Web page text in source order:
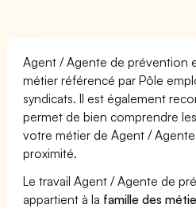
Agent / Agente de prévention
métier référencé par Pôle
syndicats. Il est également
permet de bien comprendre
votre métier de Agent /
proximité.
Le travail Agent / Agente de
appartient à la famille des